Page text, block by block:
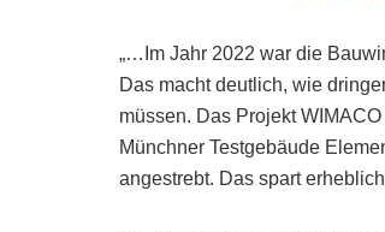
„…Im Jahr 2022 war die
Das macht deutlich, wie
müssen. Das Projekt
Münchner Testgebäude
angestrebt. Das spart